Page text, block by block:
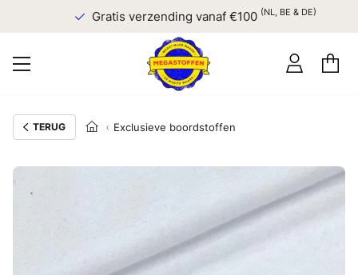
Gratis verzending vanaf €100(NL, BE & DE)
TERUG Exclusieve boordstoffen